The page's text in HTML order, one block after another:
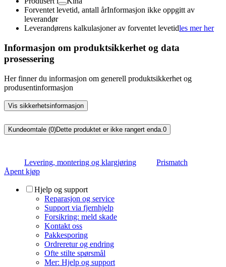
Forventet levetid, antall årInformasjon ikke oppgitt av
leverandør
Leverandørens kalkulasjoner av forventet levetidles mer her
Informasjon om produktsikkerhet og data
prosessering
Her finner du informasjon om generell produktsikkerhet og
produsentinformasjon
Vis sikkerhetsinformasjon
Kundeomtale (0)Dette produktet er ikke rangert enda. 0
Levering, montering og klargjøring
Prismatch
Åpent kjøp
Hjelp og support
Reparasjon og service
Support via fjernhjelp
Forsikring: meld skade
Kontakt oss
Pakkesporing
Ordreretur og endring
Ofte stilte spørsmål
Mer: Hjelp og support